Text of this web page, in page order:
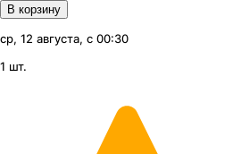
В корзину
ср, 12 августа, с 00:30
1 шт.